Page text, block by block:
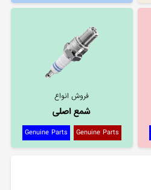
فروش انواع
شمع اصلی
Genuine Parts
Genuine Parts